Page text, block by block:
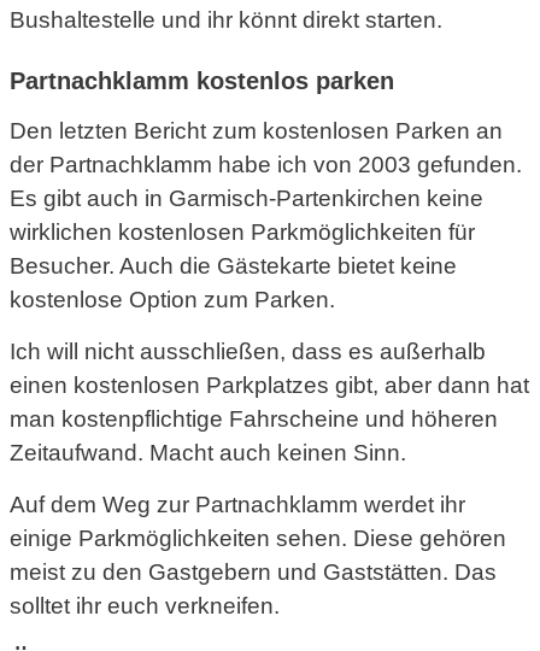
Bushaltestelle und ihr könnt direkt starten.
Partnachklamm kostenlos parken
Den letzten Bericht zum kostenlosen Parken an
der Partnachklamm habe ich von 2003 gefunden.
Es gibt auch in Garmisch-Partenkirchen keine
wirklichen kostenlosen Parkmöglichkeiten für
Besucher. Auch die Gästekarte bietet keine
kostenlose Option zum Parken.
Ich will nicht ausschließen, dass es außerhalb
einen kostenlosen Parkplatzes gibt, aber dann hat
man kostenpflichtige Fahrscheine und höheren
Zeitaufwand. Macht auch keinen Sinn.
Auf dem Weg zur Partnachklamm werdet ihr
einige Parkmöglichkeiten sehen. Diese gehören
meist zu den Gastgebern und Gaststätten. Das
solltet ihr euch verkneifen.